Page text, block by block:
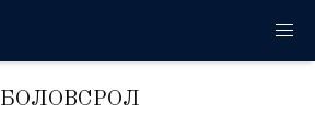
БОЛОВСРОЛ